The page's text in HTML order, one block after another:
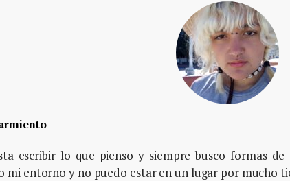
escribir lo que pienso y siempre busco formas
mi entorno y no puedo estar en un lugar por mucho